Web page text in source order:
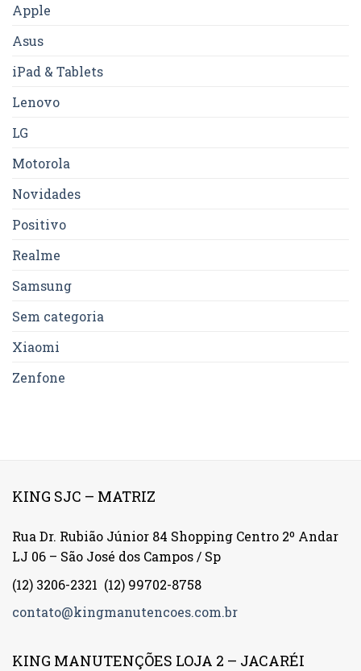
Apple
Asus
iPad & Tablets
Lenovo
LG
Motorola
Novidades
Positivo
Realme
Samsung
Sem categoria
Xiaomi
Zenfone
KING SJC – MATRIZ
Rua Dr. Rubião Júnior 84 Shopping Centro 2º Andar
LJ 06 – São José dos Campos / Sp
(12) 3206-2321 (12) 99702-8758
contato@kingmanutencoes.com.br
KING MANUTENÇÕES LOJA 2 – JACARÉI